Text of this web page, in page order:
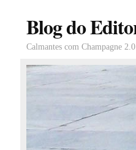
Blog do
Calmantes com Champagne 2.0